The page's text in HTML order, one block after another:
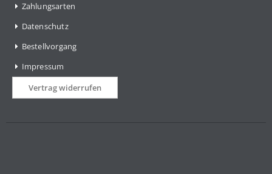
Zahlungsarten
Datenschutz
Bestellvorgang
Impressum
Vertrag widerrufen